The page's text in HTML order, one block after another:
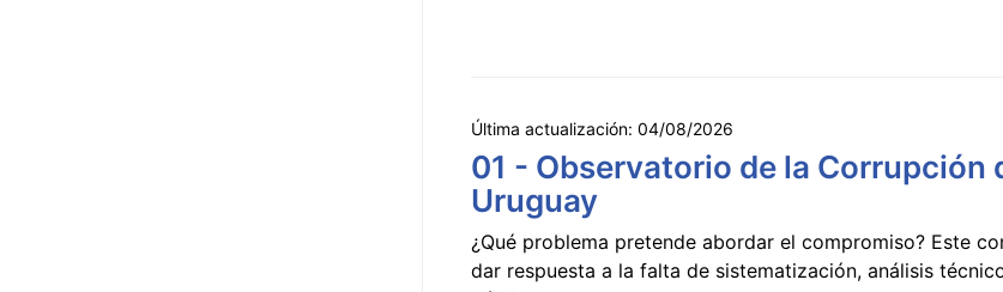
Última actualización: 04/08/2026
01 - Observatorio de la Corrupción
Uruguay
¿Qué problema pretende abordar el compromiso? Este
dar respuesta a la falta de sistematización, análisis